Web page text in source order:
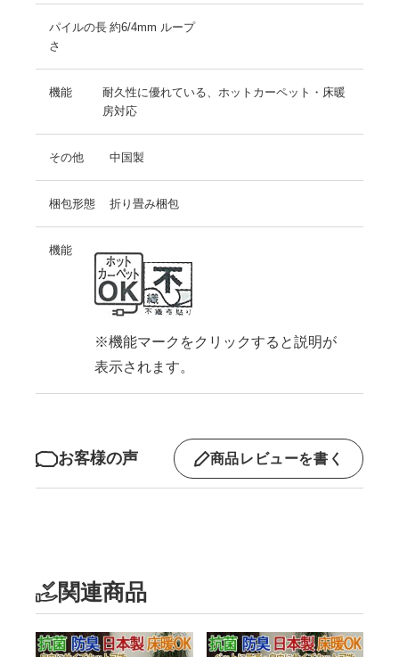
パイルの長
さ
約6/4mm ループ
機能
耐久性に優れている、ホットカーペット・床暖
房対応
その他 中国製
梱包形態 折り畳み梱包
機能
※機能マークをクリックすると説明が
表示されます。
お客様の声 商品レビューを書く
関連商品